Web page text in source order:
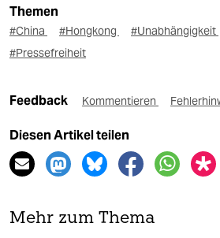
Themen
#China #Hongkong #Unabhängigkeit
#Pressefreiheit
Feedback Kommentieren
Diesen Artikel teilen
Mehr zum Thema